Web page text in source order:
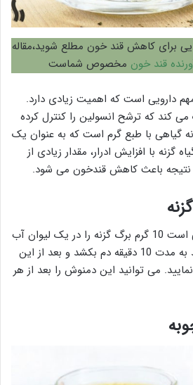
برای کاهش قند خون مطلع شوید،مقاله
قند خون مخصوص شماست
دارویی است که اهمیت زیادی دارد.
کند که ترشح انسولین را کنترل کرده
گیاهی با طبع گرم است که به عنوان یک
گزنه با افزایش ادرار، مقدار زیادی از
نتیجه باعث کاهش قندخون می شود.
در تهیه دمنوش گزنه، کافی است 10 گرم برگ گزنه را در یک لیوان آب
جوش بریزید و اجازه دهید به مدت 10 دقیقه دم بکشد و بعد از این
می توانید این دمنوش را بعد از هر